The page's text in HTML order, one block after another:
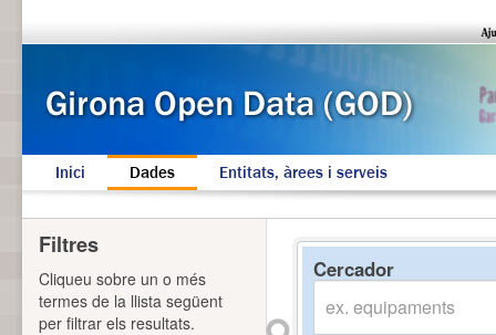
Inici Dades Entitats, àrees i serveis
Cercador
Filtres
Cliqueu sobre un o més
termes de la llista següent
per filtrar els resultats.